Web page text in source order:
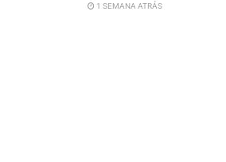
1 SEMANA ATRÁS